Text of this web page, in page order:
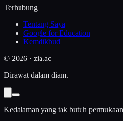
Terhubung
Tentang Saya
Google for Education
Kemdikbud
© 2026 · zia.ac
Dirawat dalam diam.
Kedalaman yang tak butuh permukaan